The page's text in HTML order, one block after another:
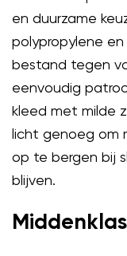
en duurzame
polypropylene
bestand tegen
eenvoudig
kleed met milde
licht genoeg om
op te bergen bij
blijven.